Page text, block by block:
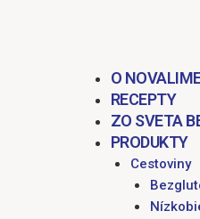
O
RECEPTY
ZO SVETA
PRODUKTY
Cestoviny